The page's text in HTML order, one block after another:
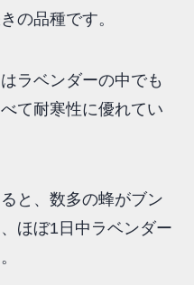
の品種です。
ラベンダーの中でも
て耐寒性に優れてい
と、数多の蜂がブン
ほぼ1日中ラベンダー